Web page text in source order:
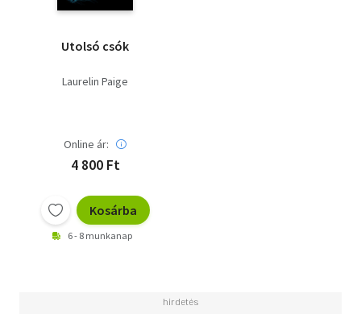
Utolsó csók
Laurelin Paige
Online ár:
4 800 Ft
Kosárba
6 - 8 munkanap